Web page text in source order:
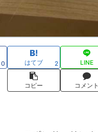
0 はてブ 2 LINE
コピー コメント